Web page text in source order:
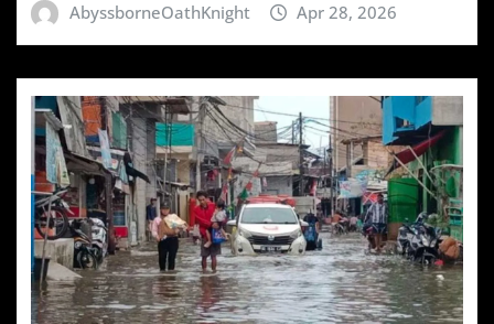
AbyssborneOathKnight Apr 28, 2026